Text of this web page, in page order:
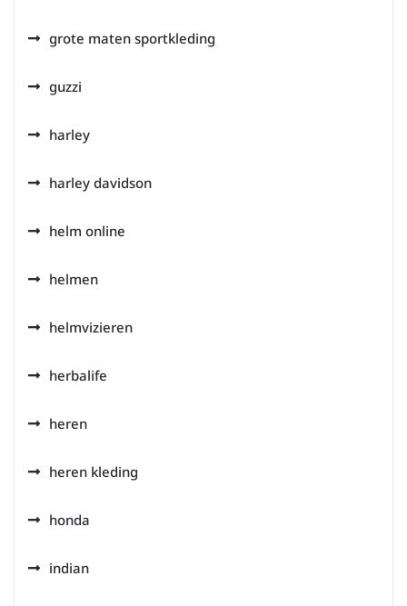
grote maten sportkleding
guzzi
harley
harley davidson
helm online
helmen
helmvizieren
herbalife
heren
heren kleding
honda
indian